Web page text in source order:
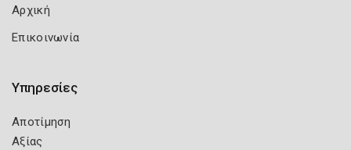
Αρχική
Επικοινωνία
Υπηρεσίες
Αποτίμηση
Αξίας